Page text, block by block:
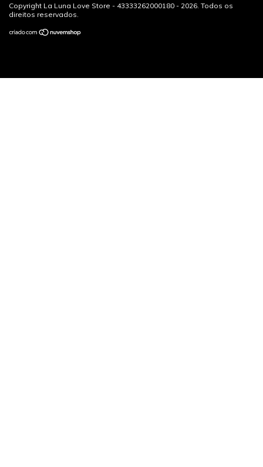
Copyright La Luna Love Store - 43333262000180 - 2026. Todos os
direitos reservados.